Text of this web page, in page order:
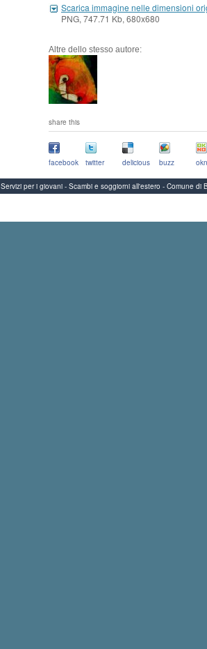
Scarica immagine nelle dimensioni
PNG, 747.71 Kb, 680x680
Altre dello stesso autore:
share this
facebook twitter delicious buzz
Servizi per i giovani - Scambi e soggiorni all'estero - Comune